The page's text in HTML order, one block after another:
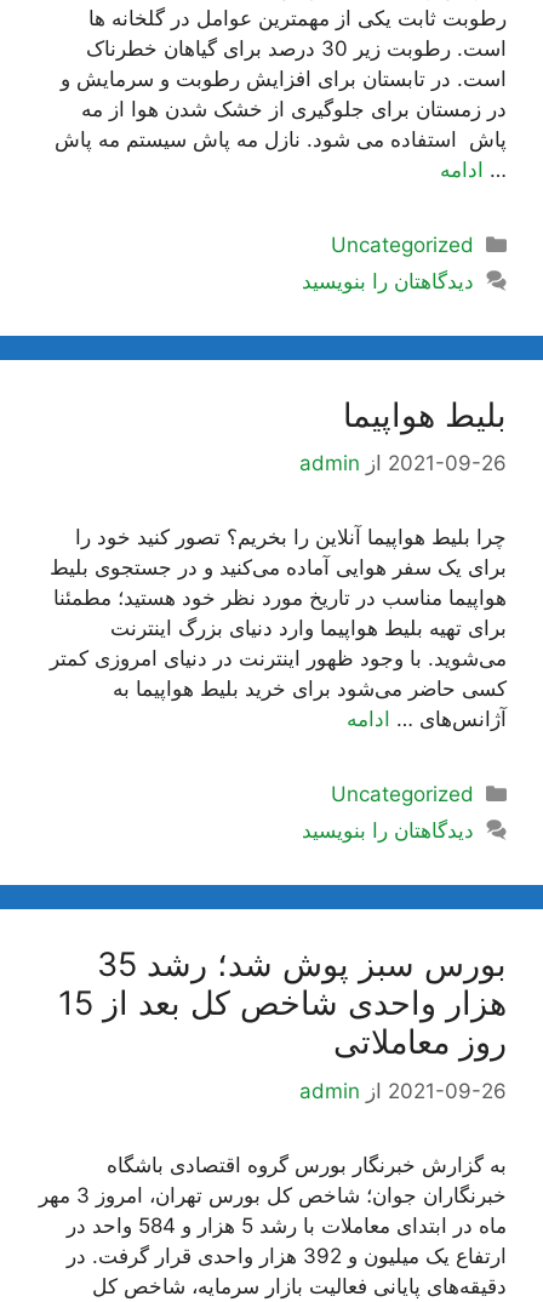
رطوبت ثابت یکی از مهمترین عوامل در گلخانه ها
است. رطوبت زیر 30 درصد برای گیاهان خطرناک
است. در تابستان برای افزایش رطوبت و سرمایش و
در زمستان برای جلوگیری از خشک شدن هوا از مه
پاش استفاده می شود. نازل مه پاش سیستم مه پاش
… ادامه
دسته‌ها
Uncategorized
دیدگاهتان را بنویسید
بلیط هواپیما
2021-09-26 از admin
چرا بلیط هواپیما آنلاین را بخریم؟ تصور کنید خود را
برای یک سفر هوایی آماده می‌کنید و در جستجوی بلیط
هواپیما مناسب در تاریخ مورد نظر خود هستید؛ مطمئنا
برای تهیه بلیط هواپیما وارد دنیای بزرگ اینترنت
می‌شوید. با وجود ظهور اینترنت در دنیای امروزی کمتر
کسی حاضر می‌شود برای خرید بلیط هواپیما به
آژانس‌های … ادامه
دسته‌ها
Uncategorized
دیدگاهتان را بنویسید
بورس سبز پوش شد؛ رشد 35
هزار واحدی شاخص کل بعد از 15
روز معاملاتی
2021-09-26 از admin
به گزارش خبرنگار بورس گروه اقتصادی باشگاه
خبرنگاران جوان؛ شاخص کل بورس تهران، امروز 3 مهر
ماه در ابتدای معاملات با رشد 5 هزار و 584 واحد در
ارتفاع یک میلیون و 392 هزار واحدی قرار گرفت. در
دقیقه‌های پایانی فعالیت بازار سرمایه، شاخص کل